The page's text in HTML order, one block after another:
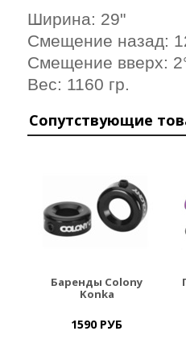
Ширина: 29"
Смещение назад:
Смещение вверх:
Вес: 1160 гр.
Сопутствующие
Баренды Colony
Konka
1590 РУБ